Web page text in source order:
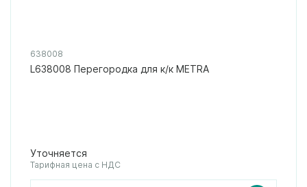
638008
L638008 Перегородка для к/к METRA
Уточняется
Тарифная цена с НДС